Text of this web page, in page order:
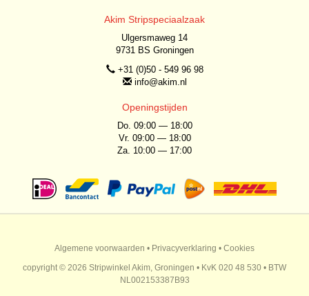
Akim Stripspeciaalzaak
Ulgersmaweg 14
9731 BS Groningen
+31 (0)50 - 549 96 98
info@akim.nl
Openingstijden
Do. 09:00 — 18:00
Vr. 09:00 — 18:00
Za. 10:00 — 17:00
Algemene voorwaarden • Privacyverklaring • Cookies
copyright © 2026 Stripwinkel Akim, Groningen • KvK 020 48 530 • BTW
NL002153387B93